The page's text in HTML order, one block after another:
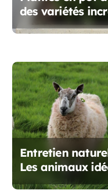
a
r
i
c
l
e
des variétés
toutes les
Entretien
Les animaux
écopâturage